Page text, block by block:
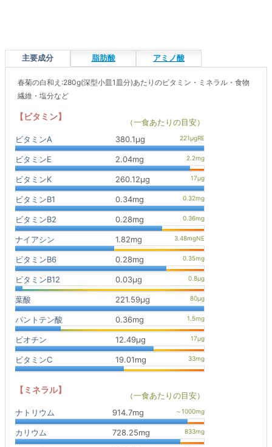
主要成分 脂肪酸 アミノ酸
春菊の白和え:280g(深型小皿1皿分)あたりのビタミン・ミネラル・食物
繊維・塩分など
【ビタミン】
（一食あたりの目安）
ビタミンA
380.1μg
ビタミンE 2.04mg
ビタミンK 260.12μg
ビタミンB1 0.34mg
ビタミンB2 0.28mg
ナイアシン 1.82mg
ビタミンB6 0.28mg
ビタミンB12 0.03μg
葉酸 221.59μg
パントテン酸 0.36mg
ビオチン 12.49μg
ビタミンC 19.01mg
【ミネラル】
（一食あたりの目安）
ナトリウム
914.7mg
カリウム 728.25mg